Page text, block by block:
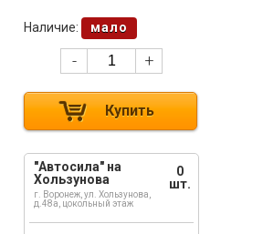
Наличие: мало
- +
Купить
"Автосила" на
Хользунова
г. Воронеж, ул. Хользунова,
д.48а, цокольный этаж
0
шт.